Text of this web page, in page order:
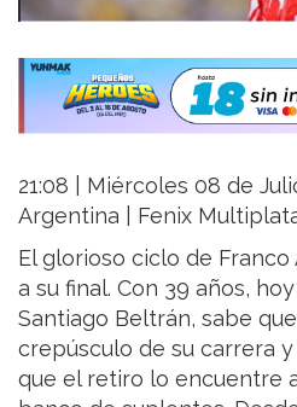
21:08 | Miércoles 08 de
Argentina | Fenix
El glorioso ciclo de
a su final. Con 39 años,
Santiago Beltrán, sabe
crepúsculo de su carrera
que el retiro lo encuentre